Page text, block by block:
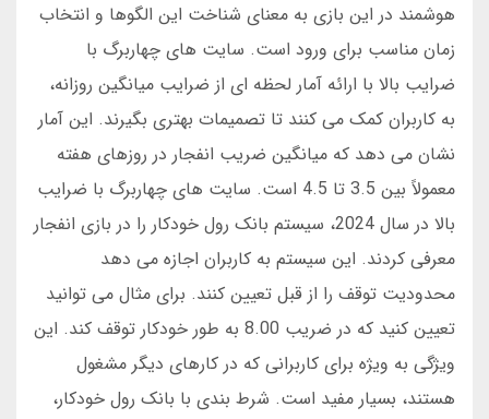
هوشمند در این بازی به معنای شناخت این الگوها و انتخاب
زمان مناسب برای ورود است. سایت های چهاربرگ با
ضرایب بالا با ارائه آمار لحظه ای از ضرایب میانگین روزانه،
به کاربران کمک می کنند تا تصمیمات بهتری بگیرند. این آمار
نشان می دهد که میانگین ضریب انفجار در روزهای هفته
معمولاً بین 3.5 تا 4.5 است. سایت های چهاربرگ با ضرایب
بالا در سال 2024، سیستم بانک رول خودکار را در بازی انفجار
معرفی کردند. این سیستم به کاربران اجازه می دهد
محدودیت توقف را از قبل تعیین کنند. برای مثال می توانید
تعیین کنید که در ضریب 8.00 به طور خودکار توقف کند. این
ویژگی به ویژه برای کاربرانی که در کارهای دیگر مشغول
هستند، بسیار مفید است. شرط بندی با بانک رول خودکار،